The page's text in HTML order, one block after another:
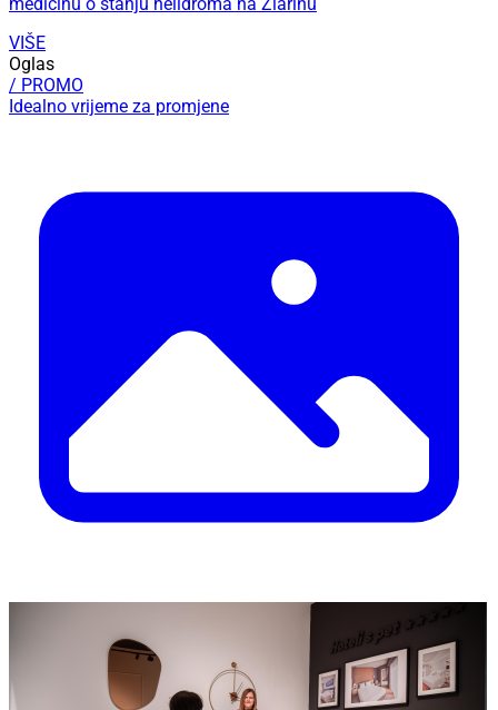
medicinu o stanju helidroma na Zlarinu
VIŠE
Oglas
/ PROMO
Idealno vrijeme za promjene